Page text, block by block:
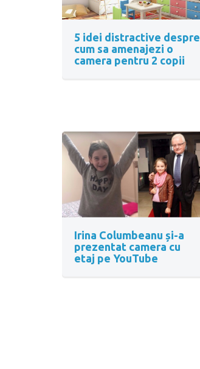
5 idei distractive despre
cum sa amenajezi o
camera pentru 2 copii
Irina Columbeanu și-a
prezentat camera cu
etaj pe YouTube